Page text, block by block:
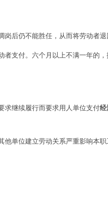
后仍不能胜任，从而将劳动者
支付。六个月以上不满一年的
求继续履行而要求用人单位支付经
单位建立劳动关系严重影响本职